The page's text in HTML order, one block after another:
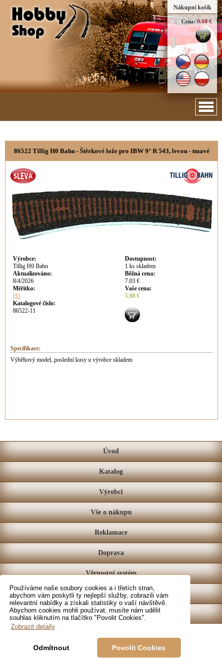
Používáme naše soubory cookies a i třetích stran,
abychom vám poskytli ty nejlepší služby, zobrazili vám
relevantní nabídky a získali statistiky o vaší návštěvě.
Abychom cookies mohli používat, musíte nám udělit
souhlas kliknutím na tlačítko "Povolit Cookies".
Zobrazit detaily
Odmítnout Povolit Cookies
Nákupní košík
Cena: 0.00 €
86522 Tillig H0 Bahn - Štěrkové lože pro IBW 9° R 543, levou - tmavé
Výrobce:
Tillig H0 Bahn
Aktualizováno:
8/4/2026
Měřítko:
H0
Katalogové číslo:
86522-11
Dostupnost:
1 ks skladem
Běžná cena:
7.03 €
Vaše cena:
5.98 €
Specifikace:
Výběhový model, poslední kusy u výrobce skladem
Úvod
Katalog
Výrobci
Vše o nákupu
Reklamace
Doprava
Věrnostní systém
Prodejna
Kontakt